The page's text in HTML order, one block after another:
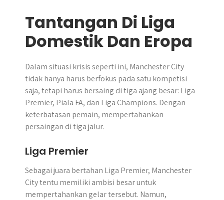
Tantangan Di Liga
Domestik Dan Eropa
Dalam situasi krisis seperti ini, Manchester City
tidak hanya harus berfokus pada satu kompetisi
saja, tetapi harus bersaing di tiga ajang besar: Liga
Premier, Piala FA, dan Liga Champions. Dengan
keterbatasan pemain, mempertahankan
persaingan di tiga jalur.
Liga Premier
Sebagai juara bertahan Liga Premier, Manchester
City tentu memiliki ambisi besar untuk
mempertahankan gelar tersebut. Namun,